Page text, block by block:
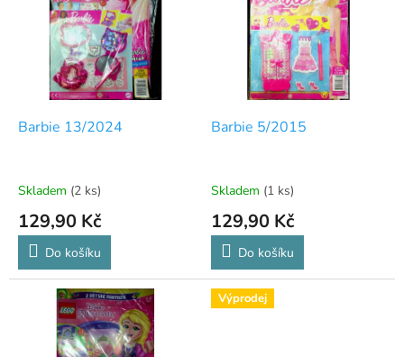
Barbie 13/2024
Skladem (2 ks)
129,90 Kč
Do košíku
Barbie 5/2015
Skladem (1 ks)
129,90 Kč
Do košíku
Výprodej